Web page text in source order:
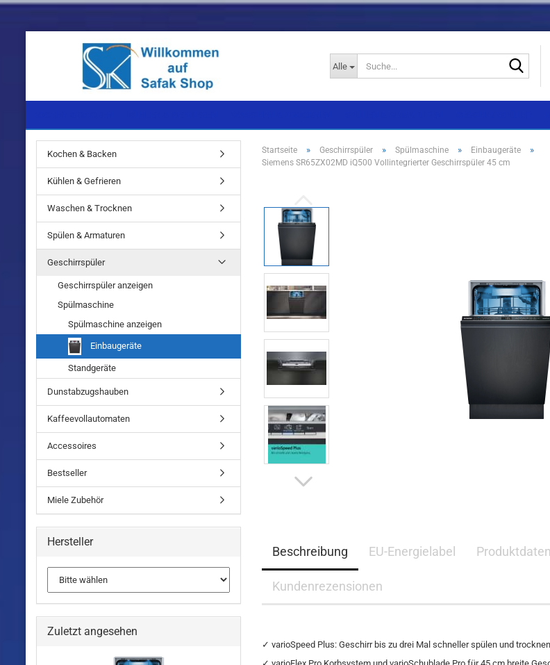
Alle
Standgeräte
Standgeräte
Einbaugeräte
Standgeräte
Startseite » Geschirrspüler » Spülmaschine » Einbaugeräte »
Siemens SR65ZX02MD iQ500 Vollintegrierter Geschirrspüler 45 cm
Beschreibung EU-Energielabel
Kundenrezensionen
✓ varioSpeed Plus: Geschirr bis zu drei Mal schneller spülen und
Kochen & Backen
Kühlen & Gefrieren
Waschen & Trocknen
Spülen & Armaturen
Geschirrspüler
Geschirrspüler anzeigen
Spülmaschine
Spülmaschine anzeigen
Einbaugeräte
Standgeräte
Dunstabzugshauben
Kaffeevollautomaten
Accessoires
Bestseller
Miele Zubehör
Hersteller
Zuletzt angesehen